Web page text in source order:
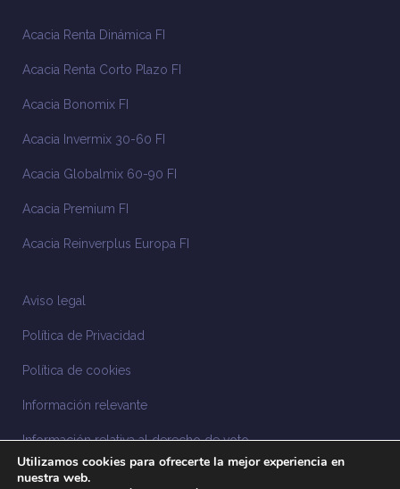
Acacia Renta Dinámica FI
Acacia Renta Corto Plazo FI
Acacia Bonomix FI
Acacia Invermix 30-60 FI
Acacia Globalmix 60-90 FI
Acacia Premium FI
Acacia Reinverplus Europa FI
Aviso legal
Política de Privacidad
Política de cookies
Información relevante
Información relativa al derecho de voto
Información relacionada con la sostenibilidad
Utilizamos cookies para ofrecerte la mejor experiencia en
nuestra web.